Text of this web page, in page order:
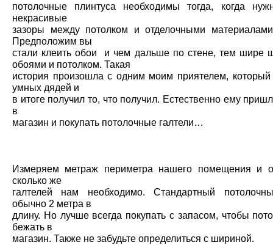
потолочные плинтуса необходимы тогда, когда
некрасивые
зазоры между потолком и отделочными
Предположим вы
стали клеить обои и чем дальше по стене, тем шире
обоями и потолком. Такая
история произошла с одним моим приятелем,
умных дядей и
в итоге получил то, что получил. Естественно ему
в
магазин и покупать потолочные галтели…
Измеряем метраж периметра нашего помещения и
сколько же
галтелей нам необходимо. Стандартный
обычно 2 метра в
длину. Но лучше всегда покупать с запасом, чтобы
бежать в
магазин. Также не забудьте определиться с шириной.